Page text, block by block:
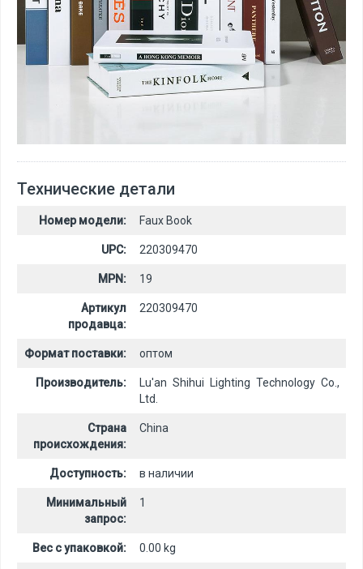
Технические детали
Номер модели: Faux Book
UPC: 220309470
MPN: 19
Артикул
продавца:
220309470
Формат поставки: оптом
Производитель:
Lu'an Shihui Lighting Technology Co.,
Ltd.
Страна
происхождения:
China
Доступность: в наличии
Минимальный
запрос:
1
Вес с упаковкой: 0.00 kg